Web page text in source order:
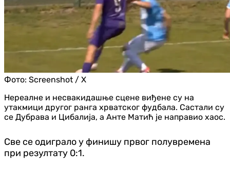
Фото: Screenshot / X
Нереалне и несвакидашње сцене виђене су на
утакмици другог ранга хрватског фудбала. Састали су
се Дубрава и Цибалија, а Анте Матић је направио хаос.
Све се одиграло у финишу првог полувремена
при резултату 0:1.